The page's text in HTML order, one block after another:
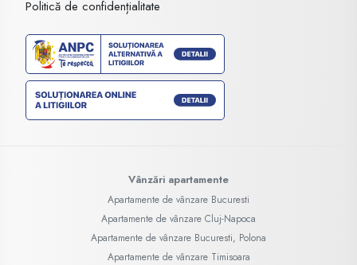
Politică de confidențialitate
Vânzări apartamente
Apartamente de vânzare Bucuresti
Apartamente de vânzare Cluj-Napoca
Apartamente de vânzare Bucuresti, Polona
Apartamente de vânzare Timisoara